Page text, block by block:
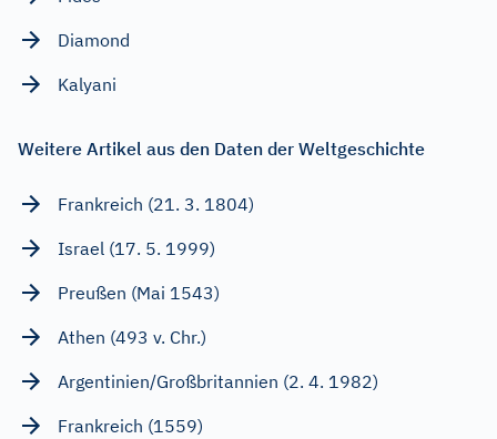
Diamond
Kalyani
Weitere Artikel aus den Daten der Weltgeschichte
Frankreich (21. 3. 1804)
Israel (17. 5. 1999)
Preußen (Mai 1543)
Athen (493 v. Chr.)
Argentinien/Großbritannien (2. 4. 1982)
Frankreich (1559)